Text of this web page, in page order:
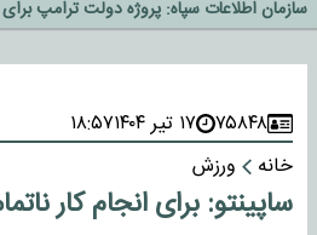
سازمان اطلاعات سپاه: پروژه دولت ترامپ
۷۵۸۴۸ ۱۷ تیر ۱۴۰۴
۱۸:۵۷
خانه
ورزش
ساپینتو: برای انجام کار